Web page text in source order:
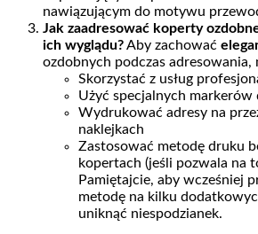
nawiązującym do motywu
Jak zaadresować koperty
ich wyglądu?Aby zachować
ozdobnych podczas adresowania,
Skorzystać z usług
Użyć specjalnych markerów
Wydrukować adresy na
naklejkach
Zastosować metodę druku
kopertach (jeśli pozwala na
Pamiętajcie, aby wcześniej
metodę na kilku
uniknąć niespodzianek.